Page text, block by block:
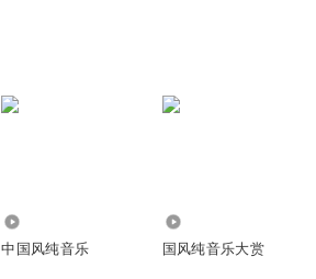
中国风纯音乐 国风纯音乐大赏